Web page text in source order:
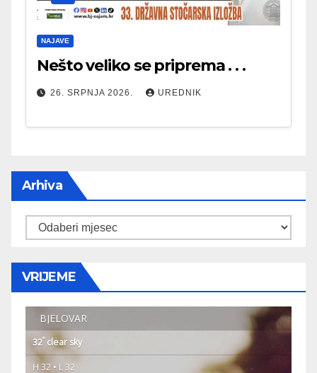
NAJAVE
Nešto veliko se priprema . . .
26. SRPNJA 2026. UREDNIK
Arhiva
Arhiva
VRIJEME
BJELOVAR
32° clear sky
H 32 • L 32